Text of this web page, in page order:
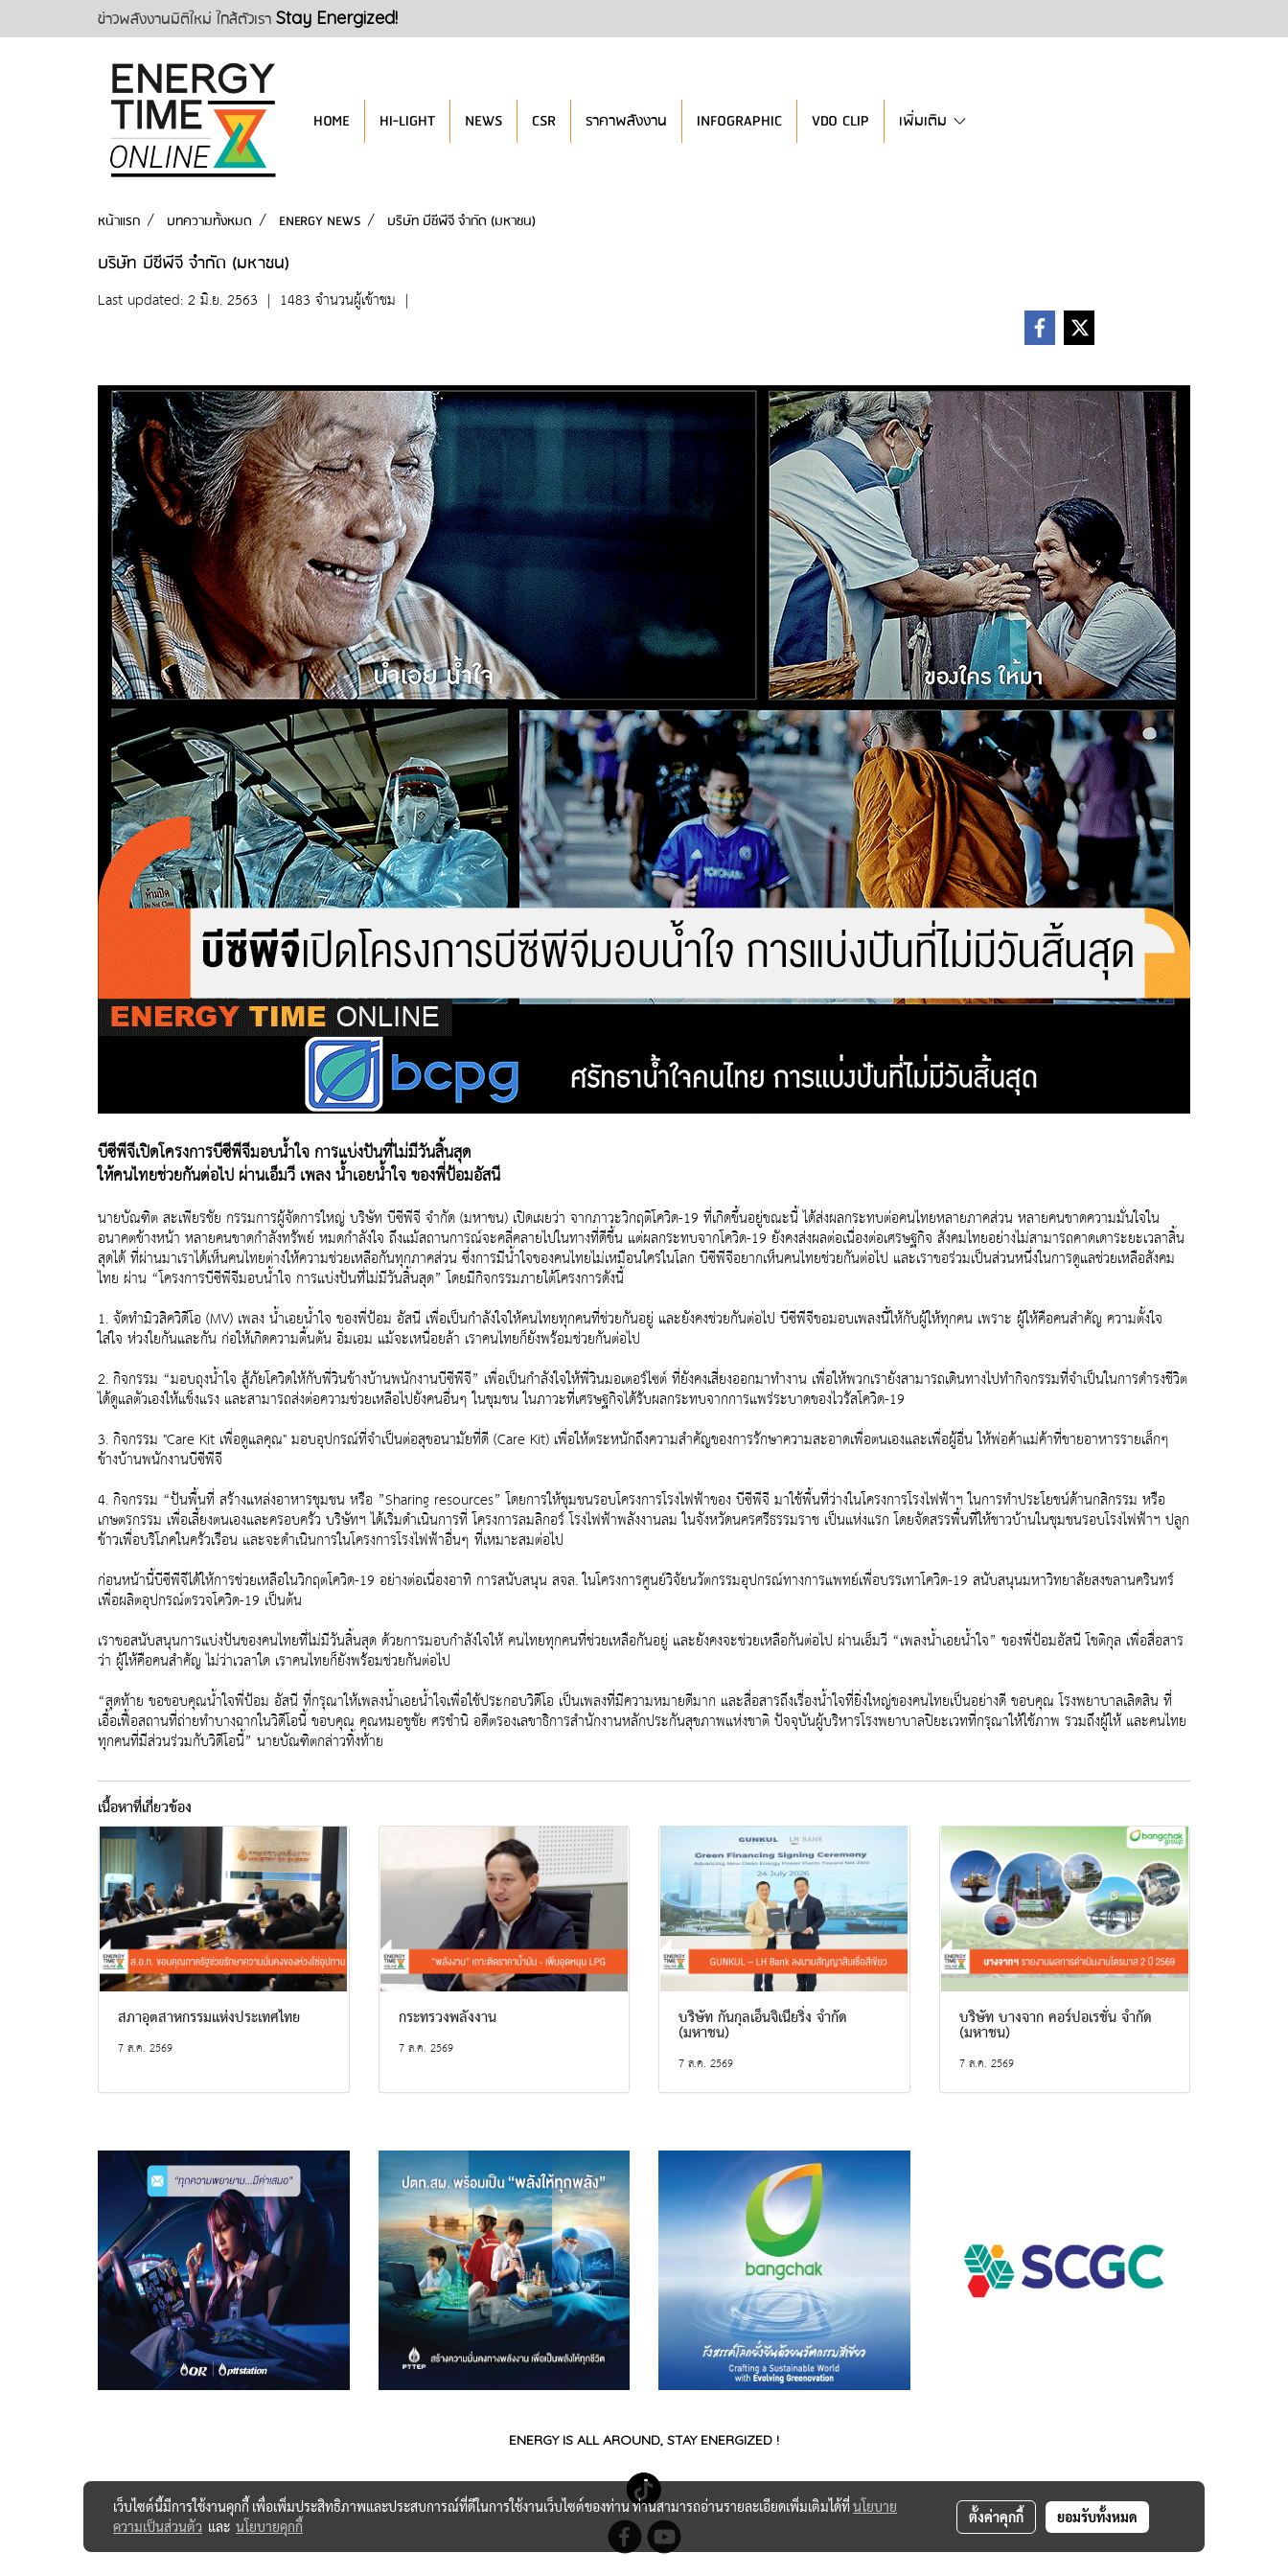
ข่าวพลังงานมิติใหม่ ใกล้ตัวเรา Stay Energized!
HOME HI-LIGHT NEWS CSR ราคาพลังงาน INFOGRAPHIC VDO CLIP เพิ่มเติม
หน้าแรก บทความทั้งหมด ENERGY NEWS บริษัท บีซีพีจี จำกัด (มหาชน)
บริษัท บีซีพีจี จำกัด (มหาชน)
Last updated: 2 มิ.ย. 2563 | 1483 จำนวนผู้เข้าชม |
บีซีพีจีเปิดโครงการบีซีพีจีมอบน้ำใจ การแบ่งปันที่ไม่มีวันสิ้นสุด
ให้คนไทยช่วยกันต่อไป ผ่านเอ็มวี เพลง น้ำเอยน้ำใจ ของพี่ป้อมอัสนี
นายบัณฑิต สะเพียรชัย กรรมการผู้จัดการใหญ่ บริษัท บีซีพีจี จำกัด (มหาชน) เปิดเผยว่า จากภาวะวิกฤติโควิด-19 ที่เกิดขึ้นอยู่ขณะนี้ ได้ส่งผลกระทบต่อคนไทยหลายภาคส่วน หลายคนขาดความมั่นใจใน
อนาคตข้างหน้า หลายคนขาดกำลังทรัพย์ หมดกำลังใจ ถึงแม้สถานการณ์จะคลี่คลายไปในทางที่ดีขึ้น แต่ผลกระทบจากโควิด-19 ยังคงส่งผลต่อเนื่องต่อเศรษฐกิจ สังคมไทยอย่างไม่สามารถคาดเดาระยะเวลาสิ้น
สุดได้ ที่ผ่านมาเราได้เห็นคนไทยต่างให้ความช่วยเหลือกันทุกภาคส่วน ซึ่งการมีน้ำใจของคนไทยไม่เหมือนใครในโลก บีซีพีจีอยากเห็นคนไทยช่วยกันต่อไป และเราขอร่วมเป็นส่วนหนึ่งในการดูแลช่วยเหลือสังคม
ไทย ผ่าน “โครงการบีซีพีจีมอบน้ำใจ การแบ่งปันที่ไม่มีวันสิ้นสุด” โดยมีกิจกรรมภายใต้โครงการดังนี้
1. จัดทำมิวสิควิดีโอ (MV) เพลง น้ำเอยน้ำใจ ของพี่ป้อม อัสนี เพื่อเป็นกำลังใจให้คนไทยทุกคนที่ช่วยกันอยู่ และยังคงช่วยกันต่อไป บีซีพีจีขอมอบเพลงนี้ให้กับผู้ให้ทุกคน เพราะ ผู้ให้คือคนสำคัญ ความตั้งใจ
ใส่ใจ ห่วงใยกันและกัน ก่อให้เกิดความตื้นตัน อิ่มเอม แม้จะเหนื่อยล้า เราคนไทยก็ยังพร้อมช่วยกันต่อไป
2. กิจกรรม “มอบถุงน้ำใจ สู้ภัยโควิดให้กับพี่วินข้างบ้านพนักงานบีซีพีจี” เพื่อเป็นกำลังใจให้พี่วินมอเตอร์ไซต์ ที่ยังคงเสี่ยงออกมาทำงาน เพื่อให้พวกเรายังสามารถเดินทางไปทำกิจกรรมที่จำเป็นในการดำรงชีวิต
ได้ดูแลตัวเองให้แข็งแรง และสามารถส่งต่อความช่วยเหลือไปยังคนอื่นๆ ในชุมชน ในภาวะที่เศรษฐกิจได้รับผลกระทบจากการแพร่ระบาดของไวรัสโควิด-19
3. กิจกรรม "Care Kit เพื่อดูแลคุณ" มอบอุปกรณ์ที่จำเป็นต่อสุขอนามัยที่ดี (Care Kit) เพื่อให้ตระหนักถึงความสำคัญของการรักษาความสะอาดเพื่อตนเองและเพื่อผู้อื่น ให้พ่อค้าแม่ค้าที่ขายอาหารรายเล็กๆ
ข้างบ้านพนักงานบีซีพีจี
4. กิจกรรม “ปันพื้นที่ สร้างแหล่งอาหารชุมชน หรือ ”Sharing resources” โดยการให้ชุมชนรอบโครงการโรงไฟฟ้าของ บีซีพีจี มาใช้พื้นที่ว่างในโครงการโรงไฟฟ้าฯ ในการทำประโยชน์ด้านกสิกรรม หรือ
เกษตรกรรม เพื่อเลี้ยงตนเองและครอบครัว บริษัทฯ ได้เริ่มดำเนินการที่ โครงการลมลิกอร์ โรงไฟฟ้าพลังงานลม ในจังหวัดนครศรีธรรมราช เป็นแห่งแรก โดยจัดสรรพื้นที่ให้ชาวบ้านในชุมชนรอบโรงไฟฟ้าฯ ปลูก
ข้าวเพื่อบริโภคในครัวเรือน และจะดำเนินการในโครงการโรงไฟฟ้าอื่นๆ ที่เหมาะสมต่อไป
ก่อนหน้านี้บีซีพีจีได้ให้การช่วยเหลือในวิกฤตโควิด-19 อย่างต่อเนื่องอาทิ การสนับสนุน สจล. ในโครงการศูนย์วิจัยนวัตกรรมอุปกรณ์ทางการแพทย์เพื่อบรรเทาโควิด-19 สนับสนุนมหาวิทยาลัยสงขลานครินทร์
เพื่อผลิตอุปกรณ์ตรวจโควิด-19 เป็นต้น
เราขอสนับสนุนการแบ่งปันของคนไทยที่ไม่มีวันสิ้นสุด ด้วยการมอบกำลังใจให้ คนไทยทุกคนที่ช่วยเหลือกันอยู่ และยังคงจะช่วยเหลือกันต่อไป ผ่านเอ็มวี “เพลงน้ำเอยน้ำใจ” ของพี่ป้อมอัสนี โชติกุล เพื่อสื่อสาร
ว่า ผู้ให้คือคนสำคัญ ไม่ว่าเวลาใด เราคนไทยก็ยังพร้อมช่วยกันต่อไป
“สุดท้าย ขอขอบคุณน้ำใจพี่ป้อม อัสนี ที่กรุณาให้เพลงน้ำเอยน้ำใจเพื่อใช้ประกอบวิดีโอ เป็นเพลงที่มีความหมายดีมาก และสื่อสารถึงเรื่องน้ำใจที่ยิ่งใหญ่ของคนไทยเป็นอย่างดี ขอบคุณ โรงพยาบาลเลิดสิน ที่
เอื้อเฟื้อสถานที่ถ่ายทำบางฉากในวิดีโอนี้ ขอบคุณ คุณหมอชูชัย ศรชำนิ อดีตรองเลขาธิการสำนักงานหลักประกันสุขภาพแห่งชาติ ปัจจุบันผู้บริหารโรงพยาบาลปิยะเวทที่กรุณาให้ใช้ภาพ รวมถึงผู้ให้ และคนไทย
ทุกคนที่มีส่วนร่วมกับวิดีโอนี้” นายบัณฑิตกล่าวทิ้งท้าย
เนื้อหาที่เกี่ยวข้อง
สภาอุตสาหกรรมแห่งประเทศไทย
7 ส.ค. 2569
กระทรวงพลังงาน
7 ส.ค. 2569
บริษัท กันกุลเอ็นจิเนียริ่ง จำกัด
(มหาชน)
7 ส.ค. 2569
บริษัท บางจาก คอร์ปอเรชั่น จำกัด
(มหาชน)
7 ส.ค. 2569
ENERGY IS ALL AROUND, STAY ENERGIZED !
เว็บไซต์นี้มีการใช้งานคุกกี้ เพื่อเพิ่มประสิทธิภาพและประสบการณ์ที่ดีในการใช้งานเว็บไซต์ของท่าน ท่านสามารถอ่านรายละเอียดเพิ่มเติมได้ที่นโยบาย
ความเป็นส่วนตัว และ นโยบายคุกกี้
ตั้งค่าคุกกี้ ยอมรับทั้งหมด